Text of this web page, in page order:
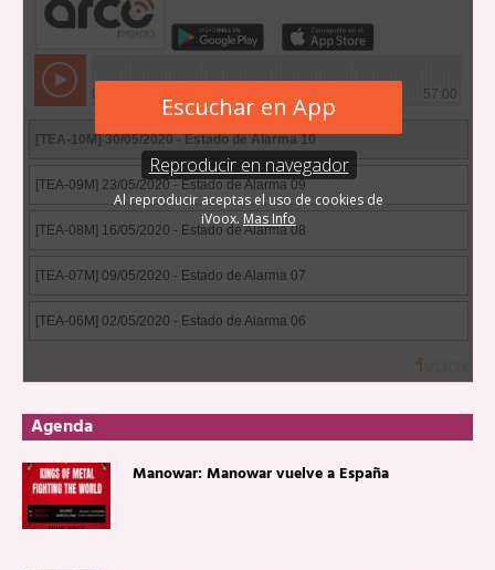
Agenda
Manowar: Manowar vuelve a España